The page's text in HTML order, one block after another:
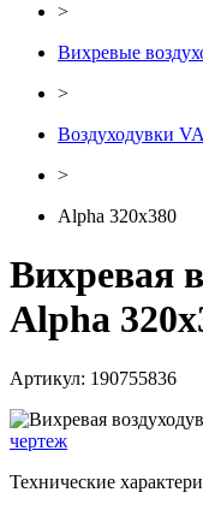
>
Вихревые
>
Воздуходувки
>
Alpha 320x380
Вихревая
Alpha
Артикул: 190755836
чертеж
Технические